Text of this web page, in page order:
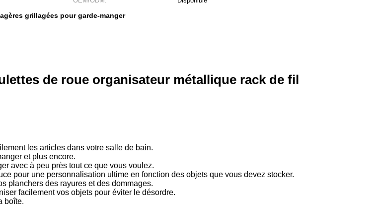
grillagées pour garde-manger
de roue organisateur métallique rack de fil
les articles dans votre salle de bain.
et plus encore.
avec à peu près tout ce que vous voulez.
pour une personnalisation ultime en fonction des objets que vous devez stocker.
planchers des rayures et des dommages.
facilement vos objets pour éviter le désordre.
boîte.